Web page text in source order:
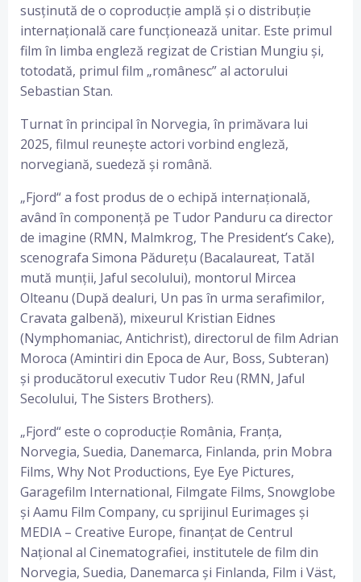
susținută de o coproducție amplă și o distribuție
internațională care funcționează unitar. Este primul
film în limba engleză regizat de Cristian Mungiu și,
totodată, primul film „românesc” al actorului
Sebastian Stan.
Turnat în principal în Norvegia, în primăvara lui
2025, filmul reunește actori vorbind engleză,
norvegiană, suedeză și română.
„Fjord“ a fost produs de o echipă internațională,
având în componență pe Tudor Panduru ca director
de imagine (RMN, Malmkrog, The President’s Cake),
scenografa Simona Pădurețu (Bacalaureat, Tatăl
mută munții, Jaful secolului), montorul Mircea
Olteanu (După dealuri, Un pas în urma serafimilor,
Cravata galbenă), mixeurul Kristian Eidnes
(Nymphomaniac, Antichrist), directorul de film Adrian
Moroca (Amintiri din Epoca de Aur, Boss, Subteran)
și producătorul executiv Tudor Reu (RMN, Jaful
Secolului, The Sisters Brothers).
„Fjord“ este o coproducție România, Franța,
Norvegia, Suedia, Danemarca, Finlanda, prin Mobra
Films, Why Not Productions, Eye Eye Pictures,
Garagefilm International, Filmgate Films, Snowglobe
și Aamu Film Company, cu sprijinul Eurimages și
MEDIA – Creative Europe, finanțat de Centrul
Național al Cinematografiei, institutele de film din
Norvegia, Suedia, Danemarca și Finlanda, Film i Väst,